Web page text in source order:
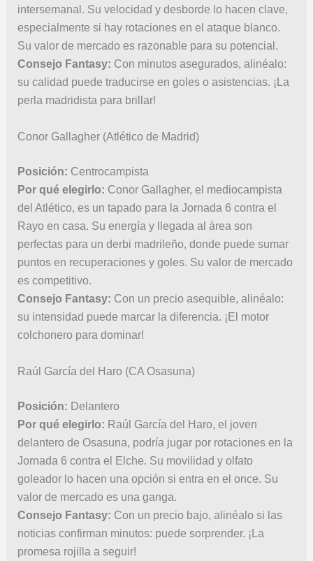
intersemanal. Su velocidad y desborde lo hacen clave,
especialmente si hay rotaciones en el ataque blanco.
Su valor de mercado es razonable para su potencial.
Consejo Fantasy: Con minutos asegurados, alinéalo:
su calidad puede traducirse en goles o asistencias. ¡La
perla madridista para brillar!
Conor Gallagher (Atlético de Madrid)
Posición: Centrocampista
Por qué elegirlo: Conor Gallagher, el mediocampista
del Atlético, es un tapado para la Jornada 6 contra el
Rayo en casa. Su energía y llegada al área son
perfectas para un derbi madrileño, donde puede sumar
puntos en recuperaciones y goles. Su valor de mercado
es competitivo.
Consejo Fantasy: Con un precio asequible, alinéalo:
su intensidad puede marcar la diferencia. ¡El motor
colchonero para dominar!
Raúl García del Haro (CA Osasuna)
Posición: Delantero
Por qué elegirlo: Raúl García del Haro, el joven
delantero de Osasuna, podría jugar por rotaciones en la
Jornada 6 contra el Elche. Su movilidad y olfato
goleador lo hacen una opción si entra en el once. Su
valor de mercado es una ganga.
Consejo Fantasy: Con un precio bajo, alinéalo si las
noticias confirman minutos: puede sorprender. ¡La
promesa rojilla a seguir!